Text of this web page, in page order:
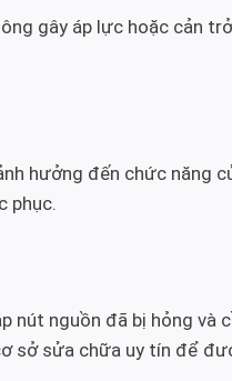
gây áp lực hoặc cản
hưởng đến chức năng
phục.
nút nguồn đã bị hỏng và
sở sửa chữa uy tín để